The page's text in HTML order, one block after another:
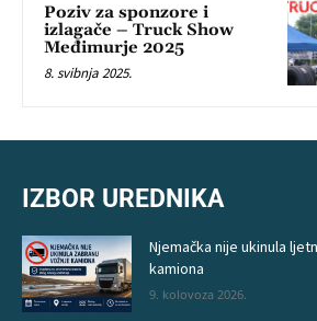
Poziv za sponzore i
izlagače – Truck Show
Međimurje 2025
8. svibnja 2025.
IZBOR UREDNIKA
Njemačka nije ukinula
kamiona
9. kolovoza 2026.